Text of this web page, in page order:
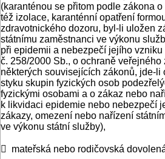
(karanténou se přitom podle zákona
též izolace, karanténní opatření
zdravotnického dozoru, byl-li uložen
státnímu zaměstnanci ve výkonu
při epidemii a nebezpečí jejího vzniku
č. 258/2000 Sb., o ochraně veřejného
některých souvisejících zákonů, jde-li
styku skupin fyzických osob
fyzickými osobami a o zákaz nebo
k likvidaci epidemie nebo nebezpečí
zákazy, omezení nebo nařízení
ve výkonu státní služby),
 mateřská nebo rodičovská